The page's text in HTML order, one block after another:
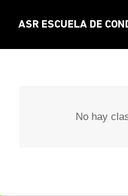
contenido
ASR ESCUELA DE
No hay